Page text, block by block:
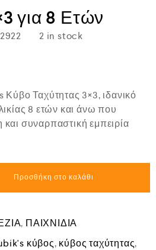
για 8 Ετών
2 in stock
Κύβο Ταχύτητας 3×3, ιδανικό
8 ετών και άνω που
συναρπαστική εμπειρία
Προσθήκη στο καλάθι
, ΠΑΙΧΝΙΔΙΑ
κύβος, κύβος ταχύτητας,